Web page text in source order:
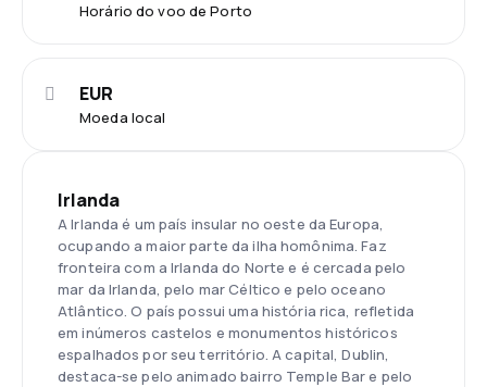
Horário do voo de Porto
Moeda local
EUR
Irlanda
A Irlanda é um país insular no oeste da Europa,
ocupando a maior parte da ilha homônima. Faz
fronteira com a Irlanda do Norte e é cercada pelo
mar da Irlanda, pelo mar Céltico e pelo oceano
Atlântico. O país possui uma história rica, refletida
em inúmeros castelos e monumentos históricos
espalhados por seu território. A capital, Dublin,
destaca-se pelo animado bairro Temple Bar e pelo